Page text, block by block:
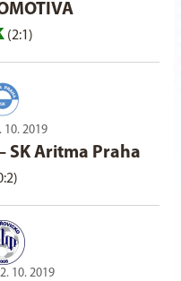
(2:1)
10. 2019
SK Aritma Praha
10. 2019